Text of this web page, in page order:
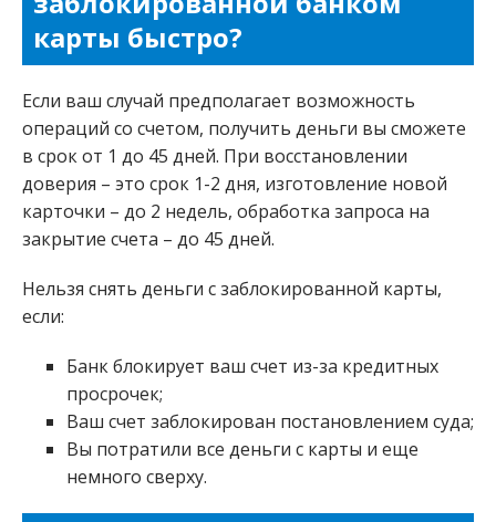
карты быстро?
Если ваш случай предполагает возможность
операций со счетом, получить деньги вы сможете
в срок от 1 до 45 дней. При восстановлении
доверия – это срок 1-2 дня, изготовление новой
карточки – до 2 недель, обработка запроса на
закрытие счета – до 45 дней.
Нельзя снять деньги с заблокированной карты,
если:
Банк блокирует ваш счет из-за кредитных
просрочек;
Ваш счет заблокирован постановлением суда;
Вы потратили все деньги с карты и еще
немного сверху.